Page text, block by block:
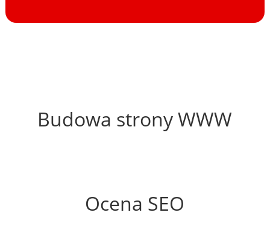
Budowa strony WWW
Ocena SEO